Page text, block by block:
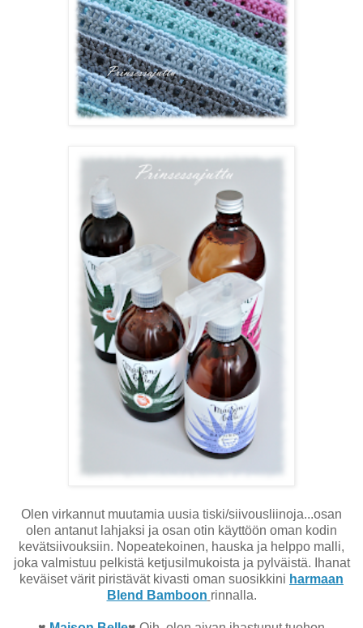
Olen virkannut muutamia uusia tiski/siivousliinoja...osan
olen antanut lahjaksi ja osan otin käyttöön oman kodin
kevätsiivouksiin. Nopeatekoinen, hauska ja helppo malli,
joka valmistuu pelkistä ketjusilmukoista ja pylväistä. Ihanat
keväiset värit piristävät kivasti oman suosikkini harmaan
Blend Bamboon rinnalla.